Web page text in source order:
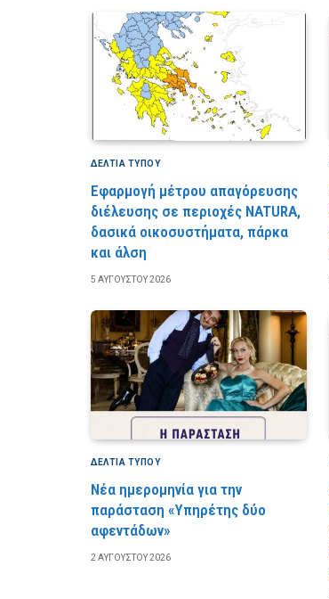
ΔΕΛΤΙΑ ΤΥΠΟΥ
Εφαρμογή μέτρου απαγόρευσης
διέλευσης σε περιοχές NATURA,
δασικά οικοσυστήματα, πάρκα
και άλση
5 ΑΥΓΟΎΣΤΟΥ 2026
ΔΕΛΤΙΑ ΤΥΠΟΥ
Νέα ημερομηνία για την
παράσταση «Υπηρέτης δύο
αφεντάδων»
2 ΑΥΓΟΎΣΤΟΥ 2026